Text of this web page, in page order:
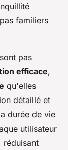
familiers
pas
efficace,
qu'elles
détaillé et
durée de vie
utilisateur
réduisant